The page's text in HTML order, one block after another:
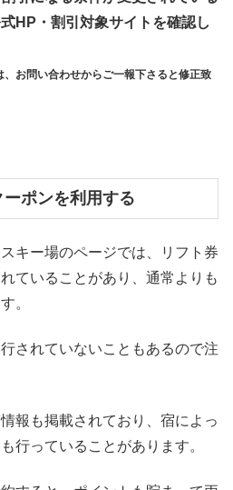
HP・割引対象サイトを確認し
、お問い合わせからご一報下さると修正致
ポンを利用する
キー場のページでは、リフト券
ていることがあり、通常よりも
。
されていないこともあるので注
報も掲載されており、宿によっ
行っていることがあります。